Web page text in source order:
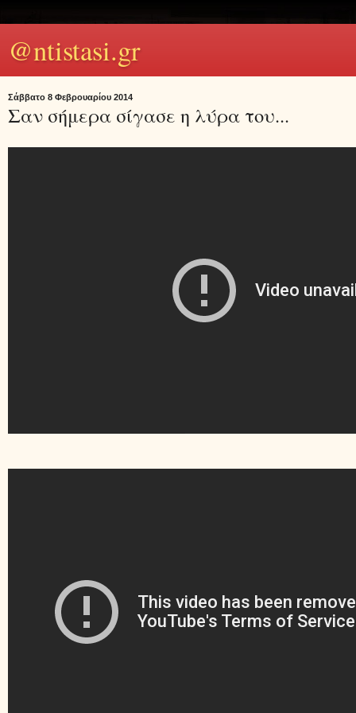
@ntistasi.gr
Σάββατο 8 Φεβρουαρίου 2014
Σαν σήμερα σίγασε η λύρα του...